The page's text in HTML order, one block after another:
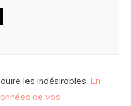
les indésirables. En
de vos